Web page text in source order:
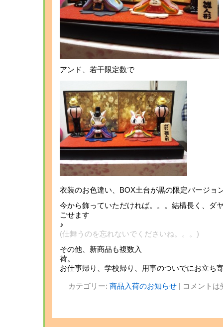
アンド、若干限定数で
衣装のお色違い、BOX土台が黒の限定バージョ
今から飾っていただければ。。。結構長く、ダ
ごせます
(仕舞うのを忘れないでくださいね。。。)
その他、新商品も複数入
お仕事帰り、学校帰り、用事のついでにお立ち
カテゴリー:商品入荷のお知らせ コメントは